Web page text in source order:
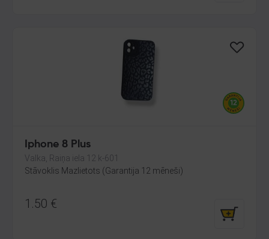
Iphone 8 Plus
Valka, Raiņa iela 12 k-601
Stāvoklis Mazlietots (Garantija 12 mēneši)
1.50 €